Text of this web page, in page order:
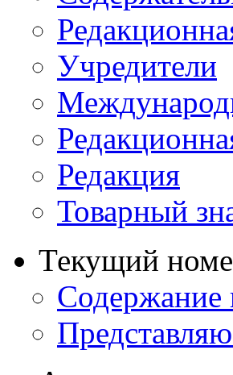
Учредители
Редакция
Товарный
Текущий
Содержание